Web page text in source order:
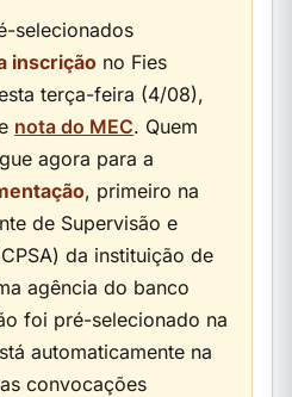
selecionados
inscrição no Fies
terça-feira (4/08),
nota do MEC. Quem
agora para a
, primeiro na
de Supervisão e
da instituição de
agência do banco
foi pré-selecionado na
automaticamente na
convocações